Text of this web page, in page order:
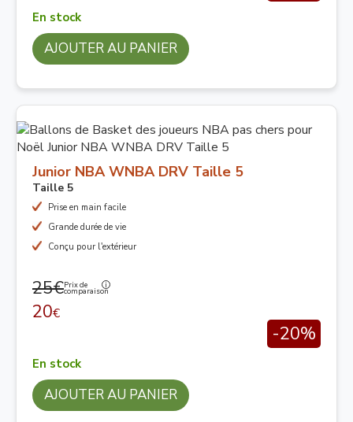
En stock
AJOUTER AU PANIER
Junior NBA WNBA DRV Taille 5
Taille 5
Prise en main facile
Grande durée de vie
Conçu pour l'extérieur
25€Prix de
comparaison
20€
-20%
En stock
AJOUTER AU PANIER